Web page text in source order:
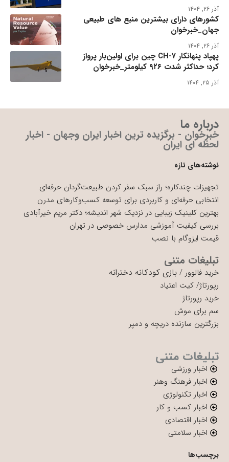
آذر ۲۶, ۱۴۰۴
کشورهای دارای بیشترین منبع های طبیعی
جهان_خبرخوان
آذر ۲۶, ۱۴۰۴
پهپاد پنهانکار CH-۷ چین برای اولین‌بار پرواز
کرد؛ حداکثر شدت ۹۲۶ کیلومتر_خبرخوان
آذر ۲۵, ۱۴۰۴
درباره ما
خبرخوان - برگزیده ترین اخبار ایران وجهان - اخبار
لحظه ای ایران
نوشته‌های تازه
تجهیزات چندکاره؛ راز سبک سفر کردن طبیعت‌گردان حرفه‌ای
انتخابی حرفه‌ای و کاربردی برای توسعه کسب‌وکارهای مدرن
بهترین کلینیک زیبایی در نزدیک شهر اندیشه؛ دکتر مریم خیرآبادی
بررسی کیفیت آموزشی مدارس خصوصی در تهران
قیمت ایزوگام با نصب
تبلیغات متنی
خرید فالوور / بازی کودکانه دخترانه
رپورتاژ/ کیت اعتیاد
خرید رپورتاژ
سم برای موش
بزرگترین سازنده دریچه و دمپر
تبلیغات متنی
اخبار ورزشی
اخبار فرهنگ وهنر
اخبار تکنولوژی
اخبار کسب و کار
اخبار اقتصادی
اخبار سلامتی
برچسب‌ها